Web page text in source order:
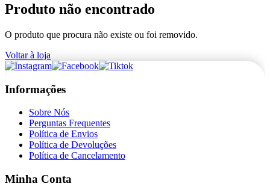
+de 36.000 reviews
Produto não encontrado
O produto que procura não existe ou foi removido.
Voltar à loja
Informações
Sobre Nós
Perguntas Frequentes
Política de Envios
Política de Devoluções
Política de Cancelamento
Minha Conta